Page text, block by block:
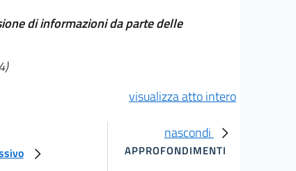
di informazioni da parte delle
visualizza atto intero
nascondi
APPROFONDIMENTI